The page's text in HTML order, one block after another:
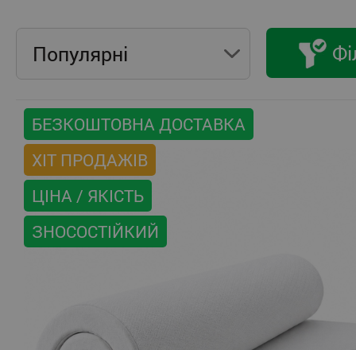
Популярнi
БЕЗКОШТОВНА ДОСТАВКА
ХІТ ПРОДАЖІВ
ЦІНА / ЯКІСТЬ
ЗНОСОСТІЙКИЙ